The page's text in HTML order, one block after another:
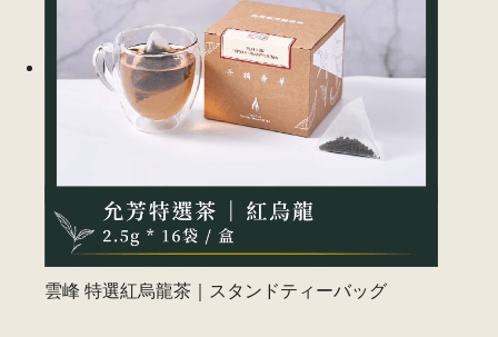
雲峰 特選紅烏龍茶｜スタンドティーバッグ